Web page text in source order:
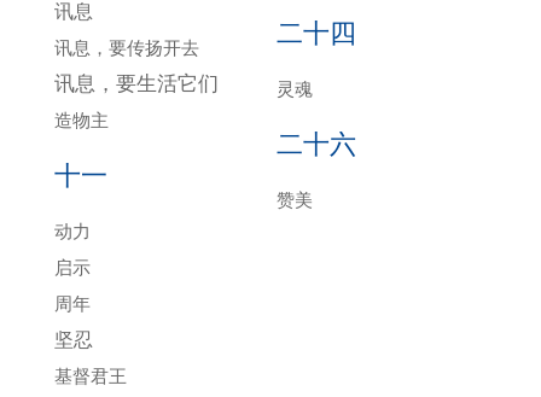
讯息
讯息，要传扬开去
讯息，要生活它们
造物主
十一
动力
启示
周年
坚忍
基督君王
二十四
灵魂
二十六
赞美